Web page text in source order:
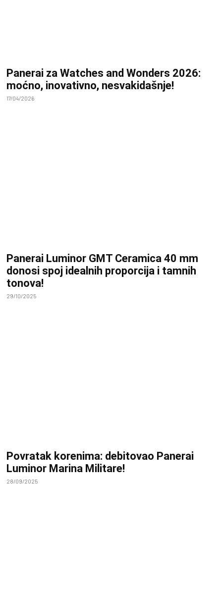
Panerai za Watches and Wonders 2026:
moćno, inovativno, nesvakidašnje!
17/04/2026
Panerai Luminor GMT Ceramica 40 mm
donosi spoj idealnih proporcija i tamnih
tonova!
29/10/2025
Povratak korenima: debitovao Panerai
Luminor Marina Militare!
28/09/2025